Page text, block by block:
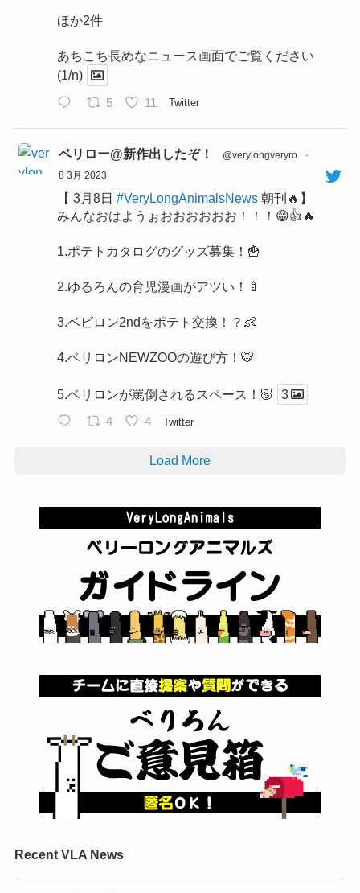
ほか2件
あちこち長めなニュース画面でご覧ください
(1/n)
5 11 Twitter
ベリロー@新作出したぞ！ @verylongveryro
·
8 3月 2023
【 3月8日 #VeryLongAnimalsNews朝刊🔥】
みんなおはようぉおおおおおお！！！😁👍🔥
1.ポテトカタログのグッズ募集！🍟
2.ゆるろんの育児漫画がアツい！🍼
3.ベビロン2ndをポテト交換！？👶
4.ベリロンNEWZOOの遊び方！🐯
5.ベリロンが罵倒されるスペース！🐷 3
4 4 Twitter
Load More
Recent VLA News